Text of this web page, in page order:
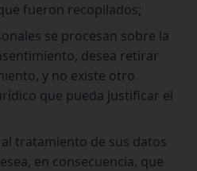
fueron recopilados;
se procesan sobre la
desea retirar
y no existe otro
que pueda justificar el
tratamiento de sus datos
en consecuencia, que